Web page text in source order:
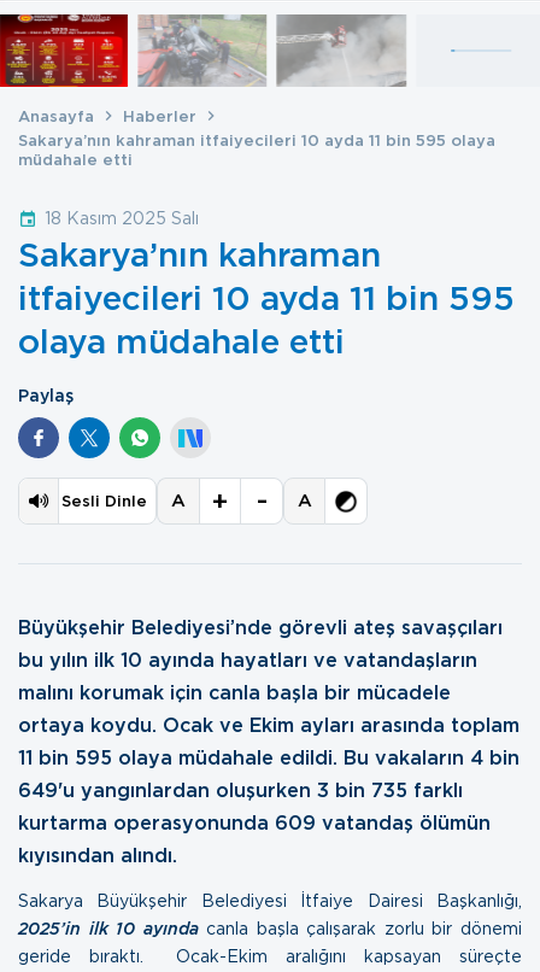
Anasayfa
Haberler
Sakarya’nın kahraman itfaiyecileri 10 ayda 11 bin 595 olaya
müdahale etti
18 Kasım 2025 Salı
Sakarya’nın kahraman
itfaiyecileri 10 ayda 11 bin 595
olaya müdahale etti
Paylaş
Sesli Dinle A + - A
Büyükşehir Belediyesi’nde görevli ateş savaşçıları
bu yılın ilk 10 ayında hayatları ve vatandaşların
malını korumak için canla başla bir mücadele
ortaya koydu. Ocak ve Ekim ayları arasında toplam
11 bin 595 olaya müdahale edildi. Bu vakaların 4 bin
649'u yangınlardan oluşurken 3 bin 735 farklı
kurtarma operasyonunda 609 vatandaş ölümün
kıyısından alındı.
Sakarya Büyükşehir Belediyesi İtfaiye Dairesi Başkanlığı,
2025’in ilk 10 ayında canla başla çalışarak zorlu bir dönemi
geride bıraktı. Ocak-Ekim aralığını kapsayan süreçte